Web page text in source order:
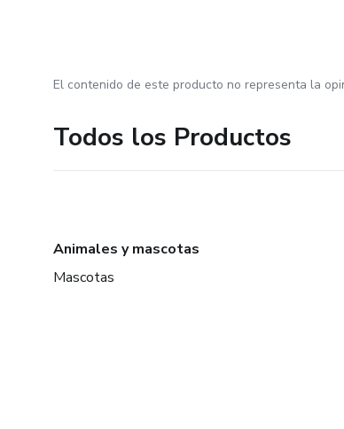
El contenido de este producto no representa la
Todos los Productos
Animales y mascotas
Mascotas